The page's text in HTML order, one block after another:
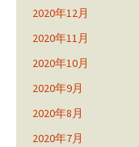
2020年12月
2020年11月
2020年10月
2020年9月
2020年8月
2020年7月